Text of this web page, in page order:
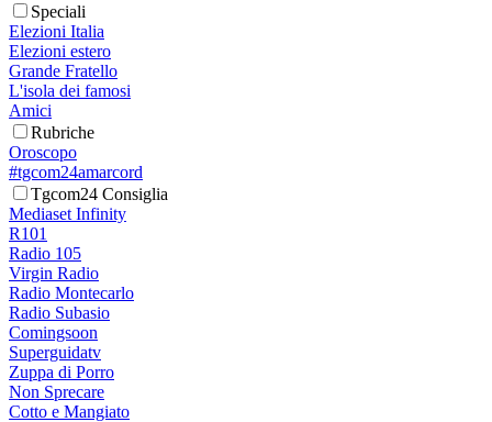
Speciali
Elezioni Italia
Elezioni estero
Grande Fratello
L'isola dei famosi
Amici
Rubriche
Oroscopo
#tgcom24amarcord
Tgcom24 Consiglia
Mediaset Infinity
R101
Radio 105
Virgin Radio
Radio Montecarlo
Radio Subasio
Comingsoon
Superguidatv
Zuppa di Porro
Non Sprecare
Cotto e Mangiato